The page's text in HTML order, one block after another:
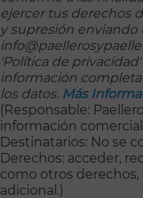
ejercer tus derechos
y supresión
'Política de
información
los datos. Más
(Responsable:
información
Destinatarios: No se
Derechos: acceder,
como otros
adicional.)